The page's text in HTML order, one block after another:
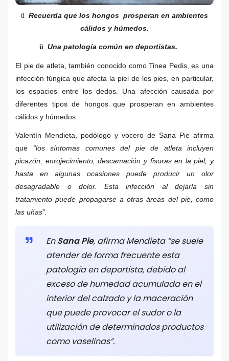
ü Recuerda que los hongos prosperan en ambientes
cálidos y húmedos.
ü Una patología común en deportistas.
El pie de atleta, también conocido como Tinea Pedis, es una
infección fúngica que afecta la piel de los pies, en particular,
los espacios entre los dedos. Una afección causada por
diferentes tipos de hongos que prosperan en ambientes
cálidos y húmedos.
Valentín Mendieta, podólogo y vocero de Sana Pie afirma
que “los síntomas comunes del pie de atleta incluyen
picazón, enrojecimiento, descamación y fisuras en la piel; y
hasta en algunas ocasiones puede producir un olor
desagradable o dolor. Esta infección al dejarla sin
tratamiento puede propagarse a otras áreas del pie, como
las uñas”.
EnSana Pie, afirma Mendieta “se suele
atender de forma frecuente esta
patología en deportista, debido al
exceso de humedad acumulada en el
interior del calzado y la maceración
que puede provocar el sudor o la
utilización de determinados productos
como vaselinas”.